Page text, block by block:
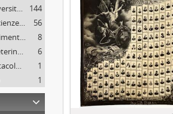
Sistema Museale di Ateneo. Università degli Studi di Torino
144
Biblioteca del Dipartimento di Scienze della vita e Biologia dei sistemi. Sede di Biologia vegetale. Università degli studi di Torino
56
Biblioteca "Malaroda" del Dipartimento di Scienze della Terra. Università degli Studi di Torino
8
Biblioteca di Scienze Agrarie e Veterinarie. Università degli Studi di Torino
6
Biblioteca di Arte, Musica e Spettacolo. Università degli Studi di Torino
1
1